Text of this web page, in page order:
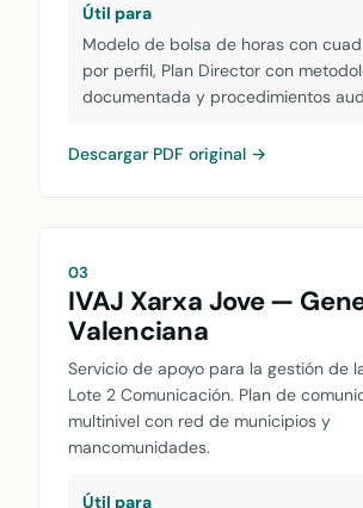
Útil para
Modelo de bolsa de horas con
por perfil, Plan Director con
documentada y procedimientos
Descargar PDF original →
03
IVAJ Xarxa Jove —
Valenciana
Servicio de apoyo para la gestión de
Lote 2 Comunicación. Plan de
multinivel con red de municipios y
mancomunidades.
Útil para